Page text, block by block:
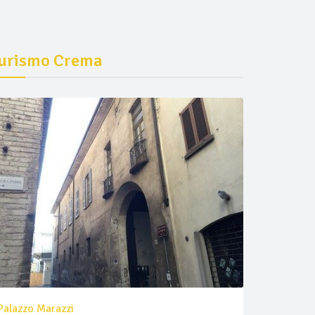
Crema
Marazzi